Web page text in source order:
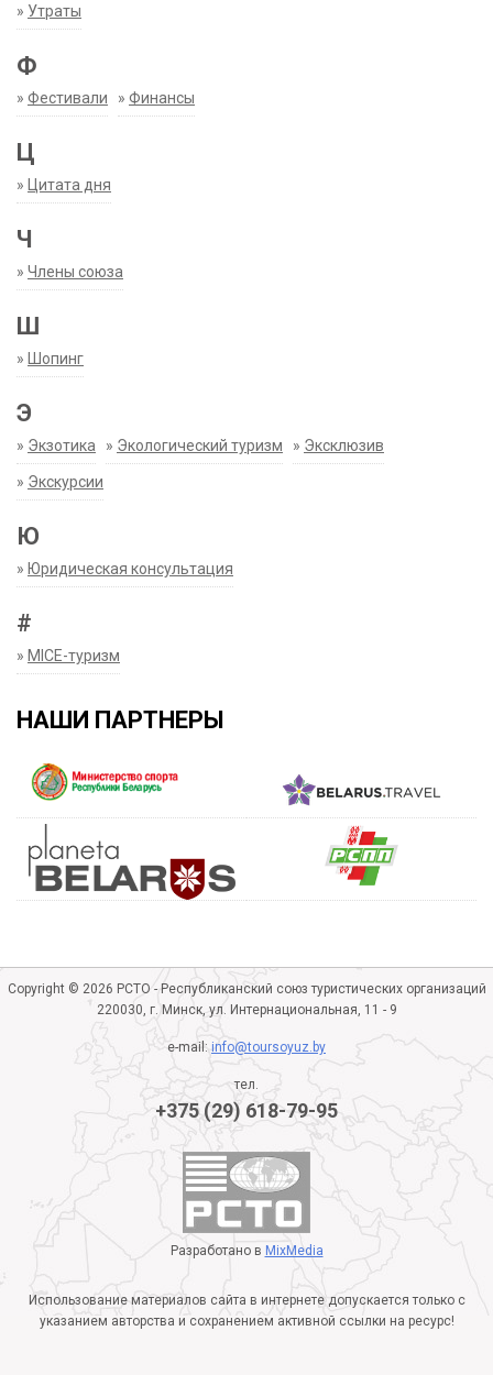
» Утраты
Ф
» Фестивали » Финансы
Ц
» Цитата дня
Ч
» Члены союза
Ш
» Шопинг
Э
» Экзотика » Экологический туризм » Эксклюзив
» Экскурсии
Ю
» Юридическая консультация
#
» MICE-туризм
НАШИ ПАРТНЕРЫ
Copyright © 2026 РСТО - Республиканский союз туристических организаций
220030, г. Минск, ул. Интернациональная, 11 - 9
e-mail:info@toursoyuz.by
тел.
+375 (29) 618-79-95
Разработано в MixMedia
Использование материалов сайта в интернете допускается только с
указанием авторства и сохранением активной ссылки на ресурс!